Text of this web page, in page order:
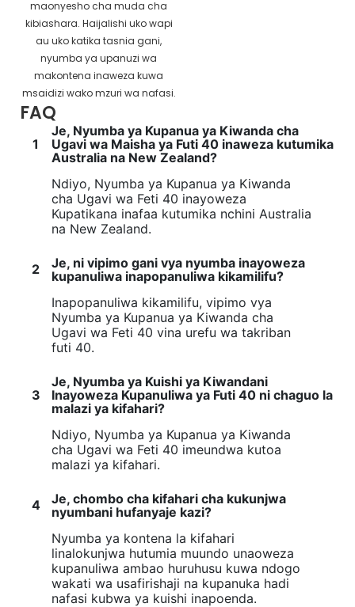
maonyesho cha muda cha
kibiashara. Haijalishi uko wapi
au uko katika tasnia gani,
nyumba ya upanuzi wa
makontena inaweza kuwa
msaidizi wako mzuri wa nafasi.
FAQ
1
Je, Nyumba ya Kupanua ya Kiwanda cha
Ugavi wa Maisha ya Futi 40 inaweza kutumika
Australia na New Zealand?
Ndiyo, Nyumba ya Kupanua ya Kiwanda
cha Ugavi wa Feti 40 inayoweza
Kupatikana inafaa kutumika nchini Australia
na New Zealand.
2
Je, ni vipimo gani vya nyumba inayoweza
kupanuliwa inapopanuliwa kikamilifu?
Inapopanuliwa kikamilifu, vipimo vya
Nyumba ya Kupanua ya Kiwanda cha
Ugavi wa Feti 40 vina urefu wa takriban
futi 40.
3
Je, Nyumba ya Kuishi ya Kiwandani
Inayoweza Kupanuliwa ya Futi 40 ni chaguo la
malazi ya kifahari?
Ndiyo, Nyumba ya Kupanua ya Kiwanda
cha Ugavi wa Feti 40 imeundwa kutoa
malazi ya kifahari.
4
Je, chombo cha kifahari cha kukunjwa
nyumbani hufanyaje kazi?
Nyumba ya kontena la kifahari
linalokunjwa hutumia muundo unaoweza
kupanuliwa ambao huruhusu kuwa ndogo
wakati wa usafirishaji na kupanuka hadi
nafasi kubwa ya kuishi inapoenda.